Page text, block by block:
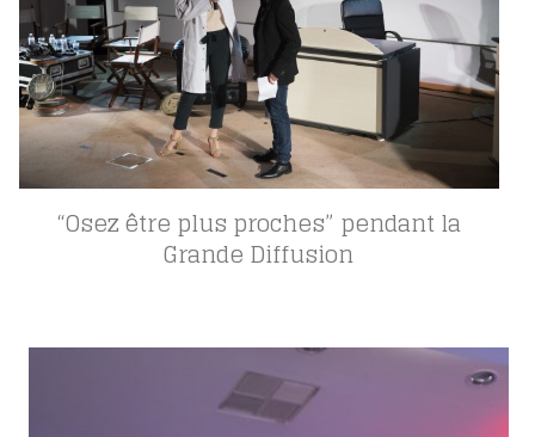
“Osez être plus proches” pendant la
Grande Diffusion